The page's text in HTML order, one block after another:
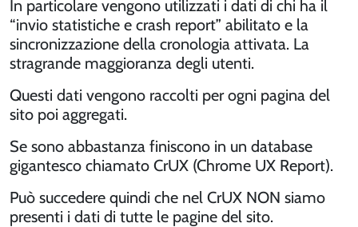
In particolare vengono utilizzati i dati di chi ha il
“invio statistiche e crash report” abilitato e la
sincronizzazione della cronologia attivata. La
stragrande maggioranza degli utenti.
Questi dati vengono raccolti per ogni pagina del
sito poi aggregati.
Se sono abbastanza finiscono in un database
gigantesco chiamato CrUX (Chrome UX Report).
Può succedere quindi che nel CrUX NON siamo
presenti i dati di tutte le pagine del sito.